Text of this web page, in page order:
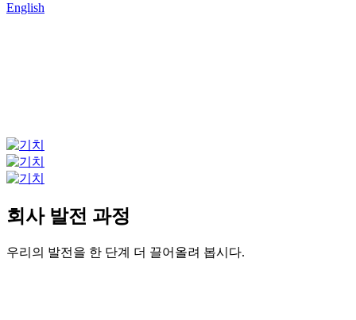
English
회사 발전 과정
우리의 발전을 한 단계 더 끌어올려 봅시다.